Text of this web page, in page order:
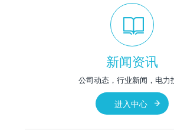
新闻资讯
公司动态，行业新闻，电力
进入中心